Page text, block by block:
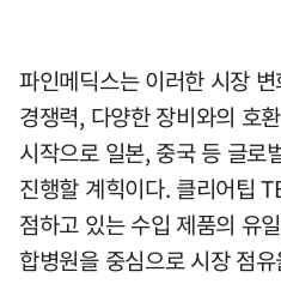
파인메딕스는 이러한 시장
경쟁력, 다양한 장비와의 호
시작으로 일본, 중국 등 글로
진행할 계힉이다. 클리어팁
점하고 있는 수입 제품의 유
합병원을 중심으로 시장 점